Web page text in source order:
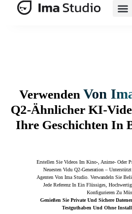
Verwenden Von
Q2-Ähnlicher KI-
Ihre Geschichten In
Erstellen Sie Videos Im Kino-, Anime- Oder
Neuesten Vidu Q2-Generation –
Agenten Von Ima Studio. Verwandeln Sie
Jede Referenz In Ein Flüssiges,
Konfigurieren Zu
Genießen Sie Private Und Sichere
Testguthaben Und Ohne